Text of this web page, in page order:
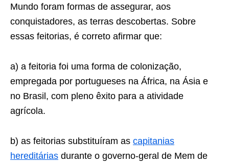
Mundo foram formas de assegurar, aos
conquistadores, as terras descober­tas. Sobre
essas feitorias, é correto afirmar que:
a) a feitoria foi uma forma de colonização,
empregada por portugueses na África, na Ásia e
no Brasil, com pleno êxito para a atividade
agrícola.
b) as feitorias substituíram as capitanias
hereditárias durante o governo-geral de Mem de